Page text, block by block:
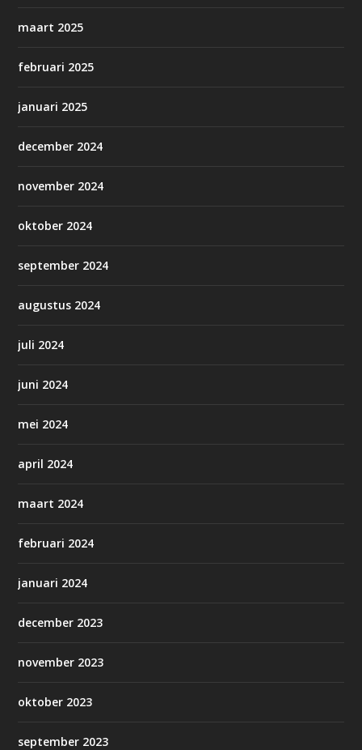
maart 2025
februari 2025
januari 2025
december 2024
november 2024
oktober 2024
september 2024
augustus 2024
juli 2024
juni 2024
mei 2024
april 2024
maart 2024
februari 2024
januari 2024
december 2023
november 2023
oktober 2023
september 2023